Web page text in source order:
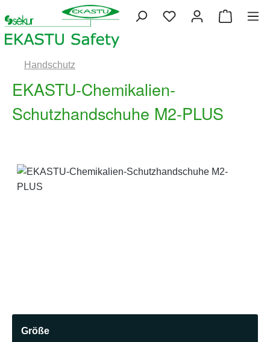
Zum Hauptinhalt springen Du hast 0 Produkte
Handschutz
EKASTU-Chemikalien-
Schutzhandschuhe M2-PLUS
Bildergalerie überspringen
Größeauswählen